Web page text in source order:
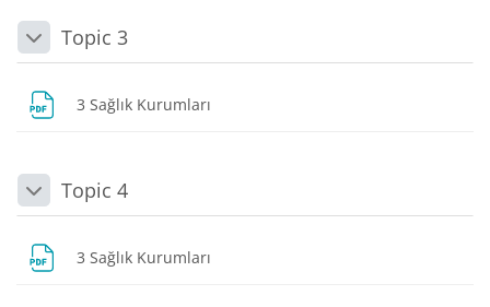
DaraltTopic 3
3 Sağlık Kurumları
DaraltTopic 4
3 Sağlık Kurumları